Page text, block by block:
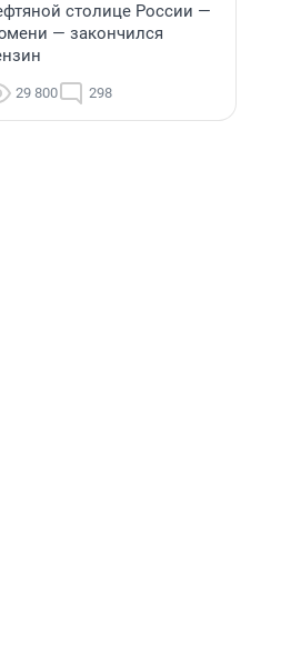
столице России —
— закончился
29 800 298